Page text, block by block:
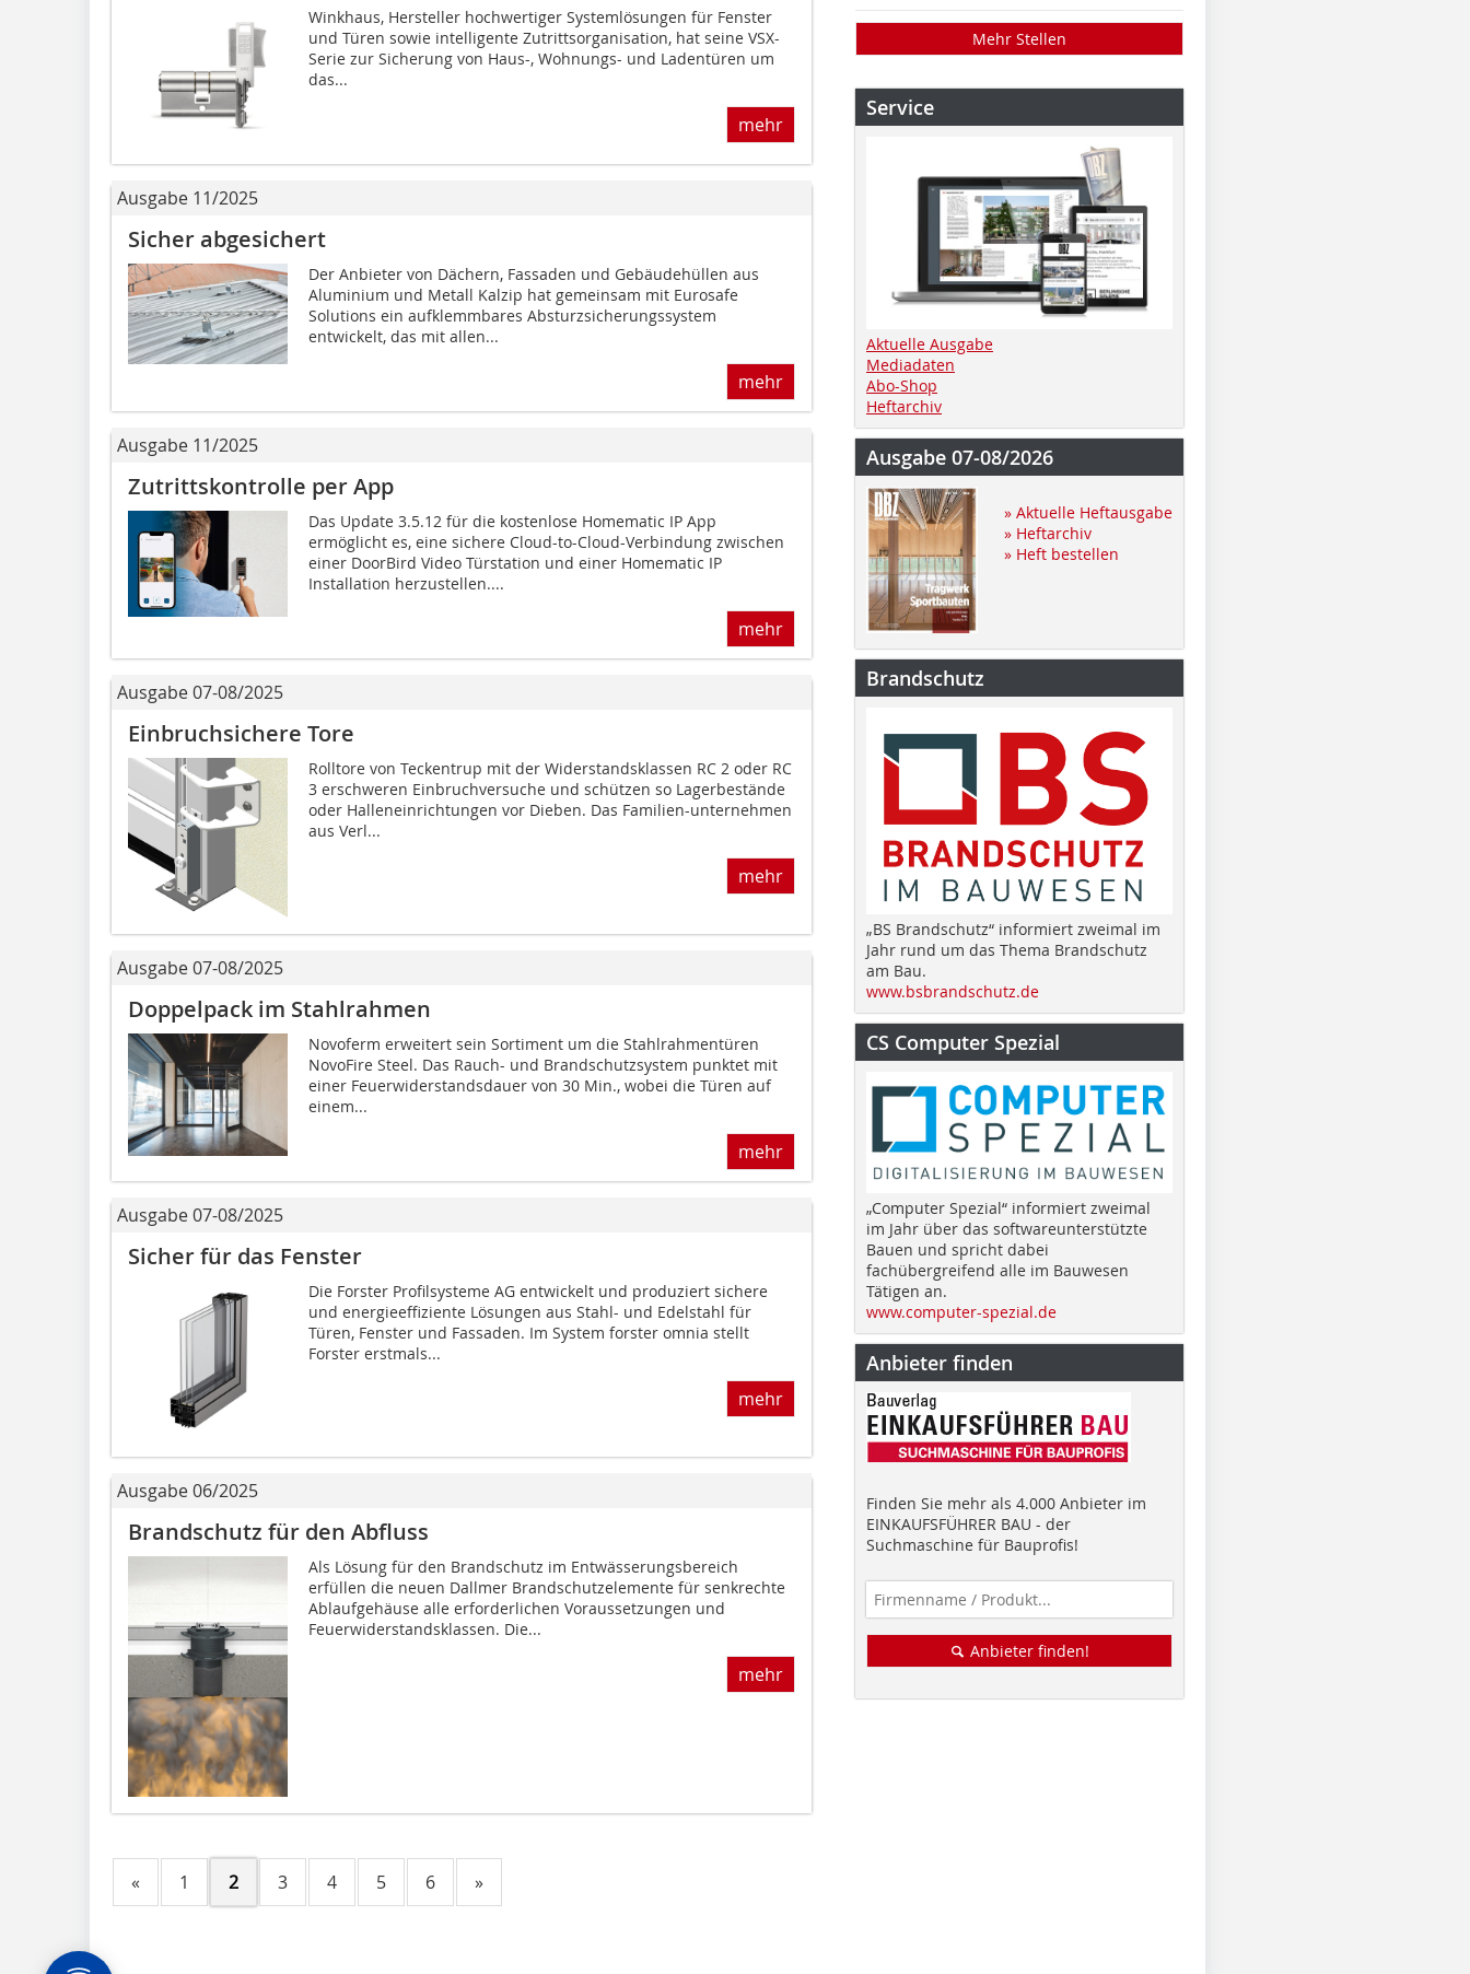
Winkhaus, Hersteller hochwertiger System­lösungen für Fenster
und Türen sowie intelligente Zutrittsorganisation, hat seine VSX-
Serie zur Sicherung von Haus-, Wohnungs- und Ladentüren um
das...
mehr
Ausgabe 11/2025
Sicher abgesichert
Der Anbieter von Dächern, Fassaden und Gebäudehüllen aus
Aluminium und Metall Kalzip hat gemeinsam mit Eurosafe
Solutions ein aufklemmbares Absturzsicherungssystem
entwickelt, das mit allen...
mehr
Ausgabe 11/2025
Zutrittskontrolle per App
Das Update 3.5.12 für die kostenlose Homematic IP App
ermöglicht es, eine sichere Cloud-to-Cloud-Verbindung zwischen
einer DoorBird Video Türstation und einer Homematic IP
Installation herzustellen....
mehr
Ausgabe 07-08/2025
Einbruchsichere Tore
Rolltore von Teckentrup mit der Widerstandsklassen RC 2 oder RC
3 erschweren Einbruchversuche und schützen so Lagerbestände
oder Halleneinrichtungen vor Dieben. Das Familien-unternehmen
aus Verl...
mehr
Ausgabe 07-08/2025
Doppelpack im Stahlrahmen
Novoferm erweitert sein Sortiment um die Stahlrahmentüren
NovoFire Steel. Das Rauch- und Brandschutzsystem punktet mit
einer Feuerwiderstandsdauer von 30 Min., wobei die Türen auf
einem...
mehr
Ausgabe 07-08/2025
Sicher für das Fenster
Die Forster Profilsysteme AG entwickelt und produziert sichere
und energieeffiziente Lösungen aus Stahl- und Edelstahl für
Türen, Fenster und Fassaden. Im System forster omnia stellt
Forster erstmals...
mehr
Ausgabe 06/2025
Brandschutz für den Abfluss
Als Lösung für den Brandschutz im Entwässerungsbereich
erfüllen die neuen Dallmer Brandschutzelemente für senkrechte
Ablaufgehäuse alle erforderlichen Voraussetzungen und
Feuerwiderstandsklassen. Die...
mehr
« 1 2 3 4 5 6 »
Mehr Stellen
Service
Aktuelle Ausgabe
Mediadaten
Abo-Shop
Heftarchiv
Ausgabe 07-08/2026
» Aktuelle Heftausgabe
» Heftarchiv
» Heft bestellen
Brandschutz
„BS Brandschutz“ informiert zweimal im
Jahr rund um das Thema Brandschutz
am Bau.
www.bsbrandschutz.de
CS Computer Spezial
„Computer Spezial“ informiert zweimal
im Jahr über das softwareunterstützte
Bauen und spricht dabei
fachübergreifend alle im Bauwesen
Tätigen an.
www.computer-spezial.de
Anbieter finden
Finden Sie mehr als 4.000 Anbieter im
EINKAUFSFÜHRER BAU - der
Suchmaschine für Bauprofis!
Anbieter finden!